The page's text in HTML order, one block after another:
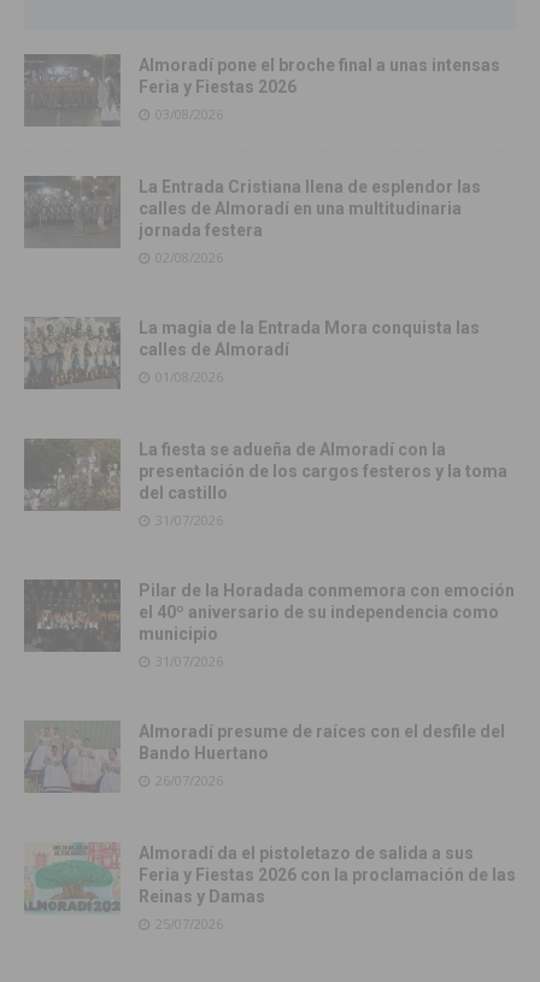
Almoradí pone el broche final a unas intensas
Feria y Fiestas 2026
03/08/2026
La Entrada Cristiana llena de esplendor las
calles de Almoradí en una multitudinaria
jornada festera
02/08/2026
La magia de la Entrada Mora conquista las
calles de Almoradí
01/08/2026
La fiesta se adueña de Almoradí con la
presentación de los cargos festeros y la toma
del castillo
31/07/2026
Pilar de la Horadada conmemora con emoción
el 40º aniversario de su independencia como
municipio
31/07/2026
Almoradí presume de raíces con el desfile del
Bando Huertano
26/07/2026
Almoradí da el pistoletazo de salida a sus
Feria y Fiestas 2026 con la proclamación de las
Reinas y Damas
25/07/2026